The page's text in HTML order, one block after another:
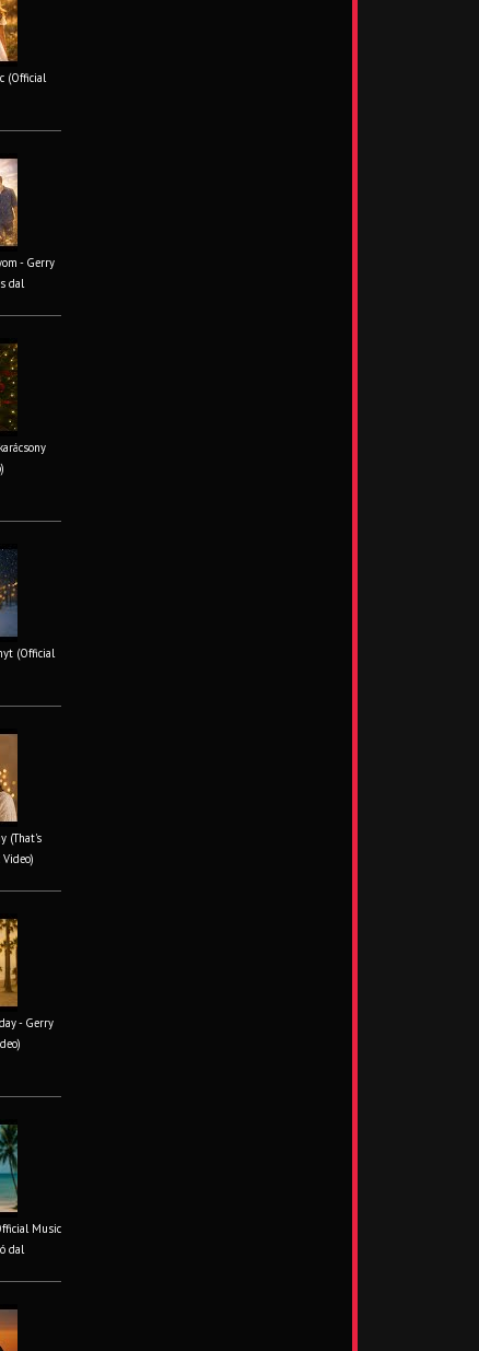
(Official
- Gerry
dal
(Official
(That's
- Gerry
Music
dal